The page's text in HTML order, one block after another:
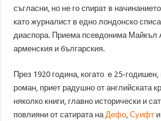
съгласни, но не го спират в
като журналист в едно лондонско
диаспора. Приема псевдонима Майкъл
арменския и българския.
През 1920 година, когато е 25-
роман, приет радушно от английската
няколко книги, главно исторически и
повлияни от сатирата на Дефо ,Суифт